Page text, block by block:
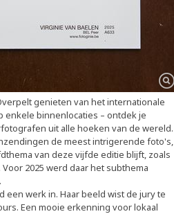
genieten van het internationale
enkele binnenlocaties – ontdek je
uit alle hoeken van de wereld.
de meest intrigerende foto's,
van deze vijfde editie blijft, zoals
2025 werd daar het subthema
een werk in. Haar beeld wist de jury te
Een mooie erkenning voor lokaal